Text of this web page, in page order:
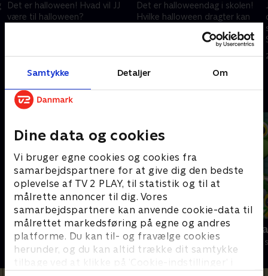
Samtykke Detaljer Om
Dine data og cookies
Vi bruger egne cookies og cookies fra
samarbejdspartnere for at give dig den bedste
oplevelse af TV 2 PLAY, til statistik og til at
målrette annoncer til dig. Vores
samarbejdspartnere kan anvende cookie-data til
målrettet markedsføring på egne og andres
platforme. Du kan til- og fravælge cookies
herunder, og du kan altid trække dit samtykke
tilbage ved at klikke på ’Cookie-indstillinger’ i
Det er halloween! Hvad vil JJ
være til halloween?
Det er halloweendag i skolen!
Hvilke halloween dragter kan
venner, når de synger med til
25. juni 2022 • 3 min
Andre så også
Gurli Gris
Børneserier • 4 sæsoner
Geckos
Børneserier • 2